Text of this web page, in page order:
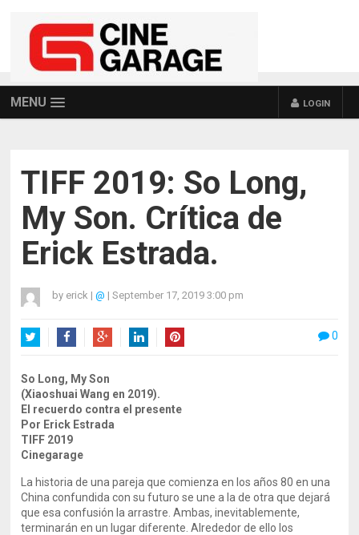
MENU LOGIN
TIFF 2019: So Long,
My Son. Crítica de
Erick Estrada.
by erick | @ | September 17, 2019 3:00 pm
0
So Long, My Son
(Xiaoshuai Wang en 2019).
El recuerdo contra el presente
Por Erick Estrada
TIFF 2019
Cinegarage
La historia de una pareja que comienza en los años 80 en una
China confundida con su futuro se une a la de otra que dejará
que esa confusión la arrastre. Ambas, inevitablemente,
terminarán en un lugar diferente. Alrededor de ello los